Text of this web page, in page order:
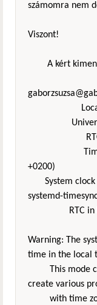
számomra nem
Viszont!
A kért
Local time:
Universal
RTC time:
Time zone:
+0200)
System clock
systemd-
RTC in
Warning: The
time in the local
This mode
create various
with time